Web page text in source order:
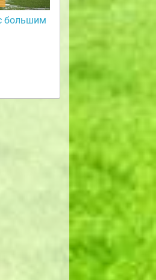
большим